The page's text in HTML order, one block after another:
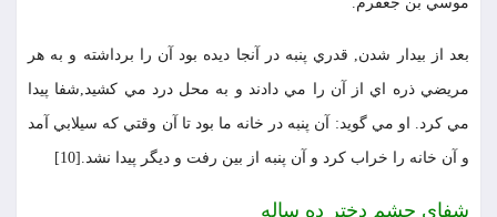
بعد از بيدار شدن, قدري پنبه در آنجا ديده بود آن را برداشته و به هر
مريضي ذره اي از آن را مي دادند و به محل درد مي كشيد,شفا پيدا
مي كرد. او مي گويد: آن پنبه در خانه ما بود تا آن وقتي كه سيلابي آمد
و آن خانه را خراب كرد و آن پنبه از بين رفت و ديگر پيدا نشد.[10]
شفاي چشم دختر ده ساله